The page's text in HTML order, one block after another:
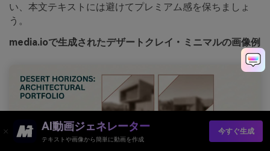
い、本文テキストには避けてプレミアム感を保ちましょ
う。
media.ioで生成されたデザートクレイ・ミニマルの画像例
AI動画ジェネレーター
テキストや画像から簡単に動画を作成
今すぐ生成